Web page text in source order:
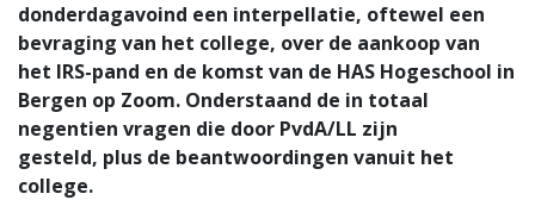
donderdagavoind een interpellatie, oftewel een
bevraging van het college, over de aankoop van
het IRS-pand en de komst van de HAS Hogeschool in
Bergen op Zoom. Onderstaand de in totaal
negentien vragen die door PvdA/LL zijn
gesteld, plus de beantwoordingen vanuit het
college.